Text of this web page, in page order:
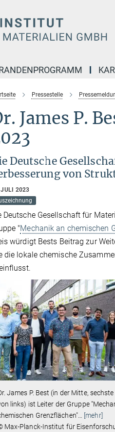
Pressestelle
James P.
Deutsche
von
2023
Deutsche Gesellschaft für
"Mechanik an chemischen
würdigt Bests Beitrag zur
die lokale chemische
James P. Best (in der Mitte,
links) ist Leiter der Gruppe
Grenzflächen"… [mehr]
Max-Planck-Institut für